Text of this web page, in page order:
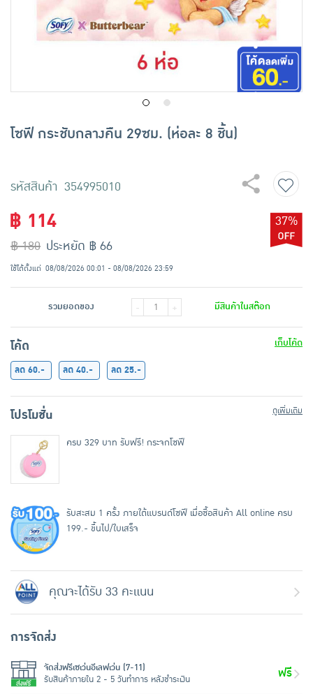
อาหารสด ผัก ผลไม้และเบเกอรี่
โซฟี กระชับกลางคืน 29ซม. (ห่อละ 8 ชิ้น)
รหัสสินค้า 354995010
฿ 114
฿ 180
37%
ประหยัด ฿ 66
ใช้ได้ตั้งแต่ 08/08/2026 00:01 - 08/08/2026 23:59
รวมยอดของ - + มีสินค้าในสต๊อก
โค้ด
เก็บโค้ด
ลด 60.-
ลด 40.- ลด 25.-
โปรโมชั่น ดูเพิ่มเติม
ครบ 329 บาท รับฟรี! กระจกโซฟี
รับสะสม 1 ครั้ง ภายใต้แบรนด์โซฟี เมื่อซื้อสินค้า All online ครบ
199.- ขึ้นไป/ใบเสร็จ
คุณจะได้รับ 33 คะแนน
การจัดส่ง
จัดส่งฟรีเซเว่นอีเลฟเว่น (7-11)
รับสินค้าภายใน 2 - 5 วันทำการ หลังชำระเงิน
ฟรี